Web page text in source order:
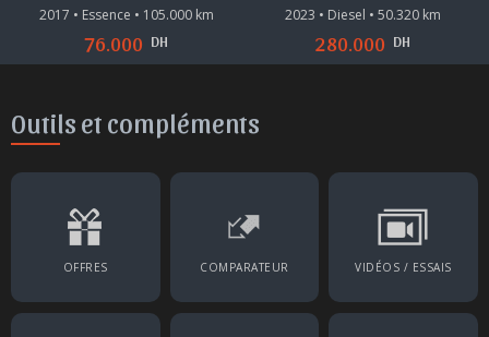
2017 • Essence • 105.000 km
76.000 DH
2023 • Diesel • 50.320 km
280.000 DH
Outils et compléments
OFFRES COMPARATEUR VIDÉOS / ESSAIS